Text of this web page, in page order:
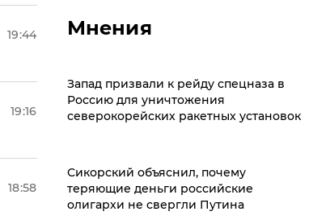
19:44
19:16
18:58
Мнения
Запад призвали к рейду спецназа в
Россию для уничтожения
северокорейских ракетных установок
Сикорский объяснил, почему
теряющие деньги российские
олигархи не свергли Путина